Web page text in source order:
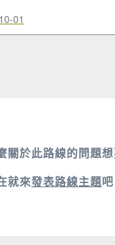
01
關於此路線的問題
就來發表路線主題吧